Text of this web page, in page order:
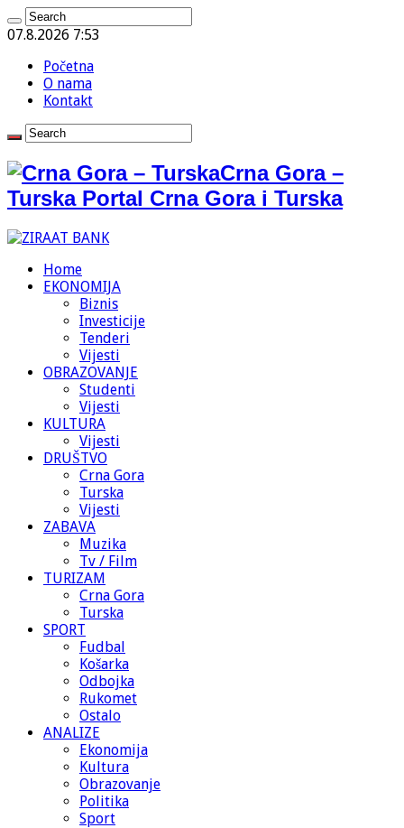
07.8.2026 7:53
Početna
O nama
Kontakt
Crna Gora –
Turska Portal Crna Gora i Turska
Home
EKONOMIJA
Biznis
Investicije
Tenderi
Vijesti
OBRAZOVANJE
Studenti
Vijesti
KULTURA
Vijesti
DRUŠTVO
Crna Gora
Turska
Vijesti
ZABAVA
Muzika
Tv / Film
TURIZAM
Crna Gora
Turska
SPORT
Fudbal
Košarka
Odbojka
Rukomet
Ostalo
ANALIZE
Ekonomija
Kultura
Obrazovanje
Politika
Sport